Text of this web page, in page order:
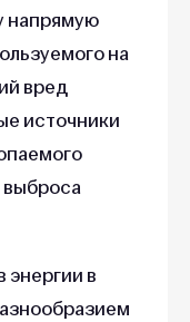
напрямую
на
вред
источники
выброса
энергии в